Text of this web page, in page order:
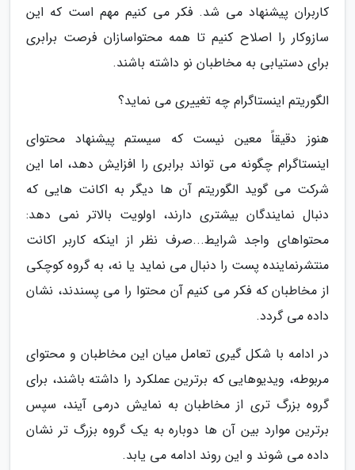
کاربران پیشنهاد می شد. فکر می کنیم مهم است که این
سازوکار را اصلاح کنیم تا همه محتواسازان فرصت برابری
برای دستیابی به مخاطبان نو داشته باشند.
الگوریتم اینستاگرام چه تغییری می نماید؟
هنوز دقیقاً معین نیست که سیستم پیشنهاد محتوای
اینستاگرام چگونه می تواند برابری را افزایش دهد، اما این
شرکت می گوید الگوریتم آن ها دیگر به اکانت هایی که
دنبال نمایندگان بیشتری دارند، اولویت بالاتر نمی دهد:
محتواهای واجد شرایط...صرف نظر از اینکه کاربر اکانت
منتشرنماینده پست را دنبال می نماید یا نه، به گروه کوچکی
از مخاطبان که فکر می کنیم آن محتوا را می پسندند، نشان
داده می گردد.
در ادامه با شکل گیری تعامل میان این مخاطبان و محتوای
مربوطه، ویدیوهایی که برترین عملکرد را داشته باشند، برای
گروه بزرگ تری از مخاطبان به نمایش درمی آیند، سپس
برترین موارد بین آن ها دوباره به یک گروه بزرگ تر نشان
داده می شوند و این روند ادامه می یابد.